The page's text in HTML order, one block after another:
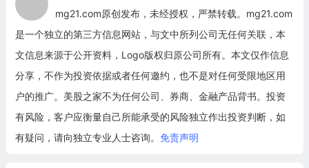
mg21.com原创发布，未经授权，严禁转载。mg21.com
是一个独立的第三方信息网站，与文中所列公司无任何关联，本
文信息来源于公开资料，Logo版权归原公司所有。本文仅作信息
分享，不作为投资依据或者任何邀约，也不是对任何受限地区用
户的推广。美股之家不为任何公司、券商、金融产品背书。投资
有风险，客户应衡量自己所能承受的风险独立作出投资判断，如
有疑问，请向独立专业人士咨询。 免责声明